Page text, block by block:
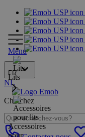
FR
NL
Cherchez
Menu
Lits
Accessoires
pour